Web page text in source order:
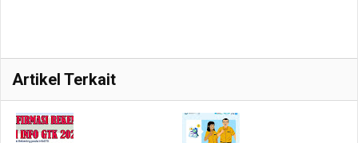
Artikel Terkait